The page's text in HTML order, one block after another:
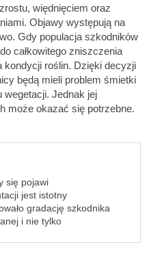
więdnięciem oraz
Objawy występują na
Gdy populacja szkodników
całkowitego zniszczenia
kondycji roślin. Dzięki decyzji
będą mieli problem śmietki
wegetacji. Jednak jej
może okazać się potrzebne.
się pojawi
jest istotny
gradację szkodnika
i nie tylko